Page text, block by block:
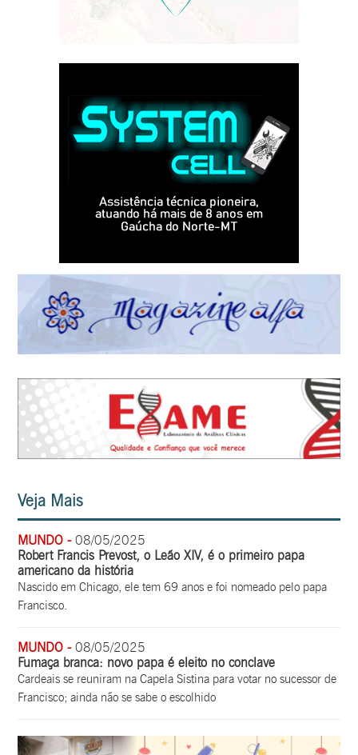
Veja Mais
MUNDO -08/05/2025
Robert Francis Prevost, o Leão XIV, é o primeiro papa
americano da história
Nascido em Chicago, ele tem 69 anos e foi nomeado pelo papa
Francisco.
MUNDO -08/05/2025
Fumaça branca: novo papa é eleito no conclave
Cardeais se reuniram na Capela Sistina para votar no sucessor de
Francisco; ainda não se sabe o escolhido